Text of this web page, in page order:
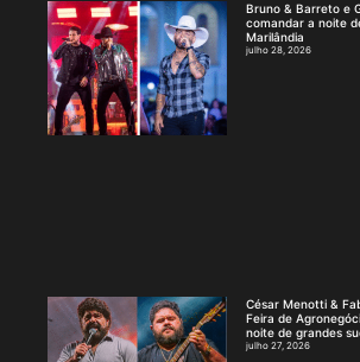
Bruno & Barreto e
comandar a noite
Marilândia
julho 28, 2026
César Menotti &
Feira de
noite de grandes
julho 27, 2026